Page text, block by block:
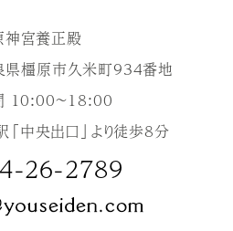
神宮養正殿
橿原市久米町934番地
10:00～18:00
中央出口」より徒歩8分
26-2789